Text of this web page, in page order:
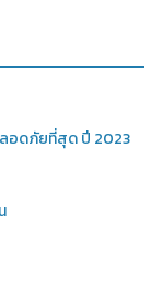
ลอดภัยที่สุด ปี 2023